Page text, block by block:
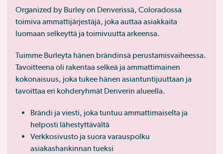
Organized by Burley on Denverissä, Coloradossa
toimiva ammattijärjestäjä, joka auttaa asiakkaita
luomaan selkeyttä ja toimivuutta arkeensa.
Tuimme Burleyta hänen brändinsä perustamisvaiheessa.
Tavoitteena oli rakentaa selkeä ja ammattimainen
kokonaisuus, joka tukee hänen asiantuntijuuttaan ja
tavoittaa eri kohderyhmät Denverin alueella.
Brändi ja viesti, joka tuntuu ammattimaiselta ja
helposti lähestyttävältä
Verkkosivusto ja suora varauspolku
asiakashankinnan tueksi